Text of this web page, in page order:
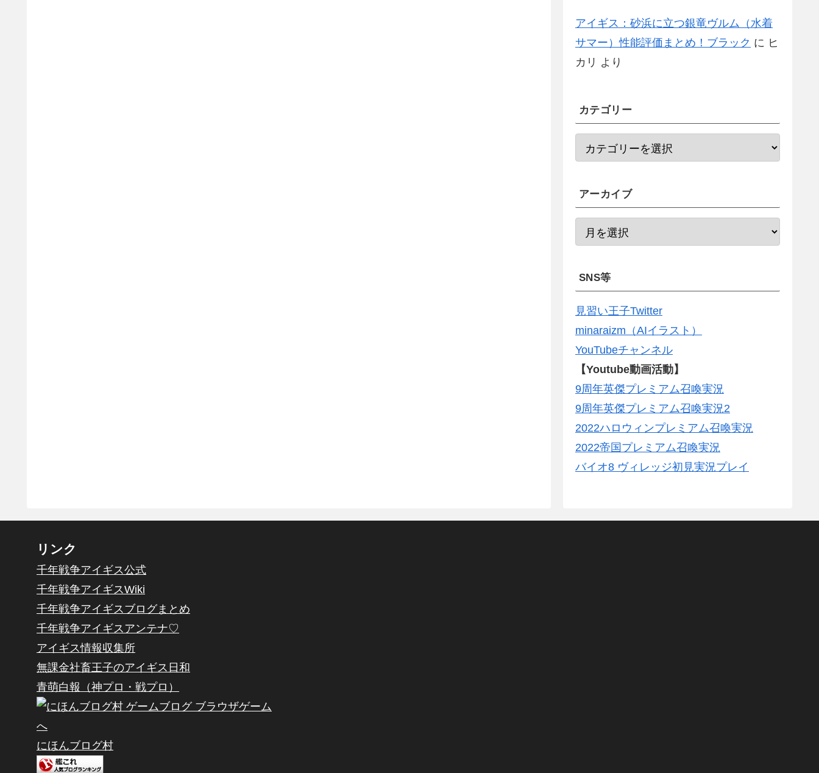
アイギス：砂浜に立つ銀竜ヴルム（水着
サマー）性能評価まとめ！ブラック に ヒ
カリ より
カテゴリー
アーカイブ
SNS等
見習い王子Twitter
minaraizm（AIイラスト）
YouTubeチャンネル
【Youtube動画活動】
9周年英傑プレミアム召喚実況
9周年英傑プレミアム召喚実況2
2022ハロウィンプレミアム召喚実況
2022帝国プレミアム召喚実況
バイオ8 ヴィレッジ初見実況プレイ
リンク
千年戦争アイギス公式
千年戦争アイギスWiki
千年戦争アイギスブログまとめ
千年戦争アイギスアンテナ♡
アイギス情報収集所
無課金社畜王子のアイギス日和
青萌白報（神プロ・戦プロ）
にほんブログ村